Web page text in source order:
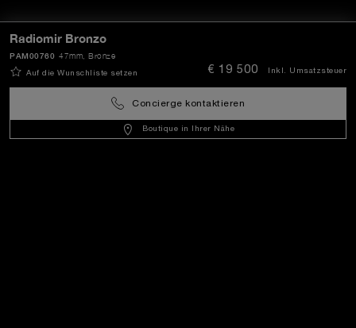
Radiomir Bronzo
47mm , Bronze
PAM00760
Auf die Wunschliste setzen € 19 500 Inkl. Umsatzsteuer
Concierge kontaktieren
Boutique in Ihrer Nähe
In Kontakt bleiben
Benötigen Sie Hilfe?
Kontakt.